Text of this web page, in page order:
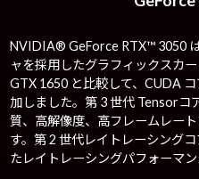
NVIDIA® GeForce RTX™ 3050
ャを採用したグラフィックスカ
GTX 1650 と比較して、CUDA
加しました。第 3 世代 Tensorコ
質、高解像度、高フレームレー
す。第 2 世代レイトレーシング
たレイトレーシングパフォーマン